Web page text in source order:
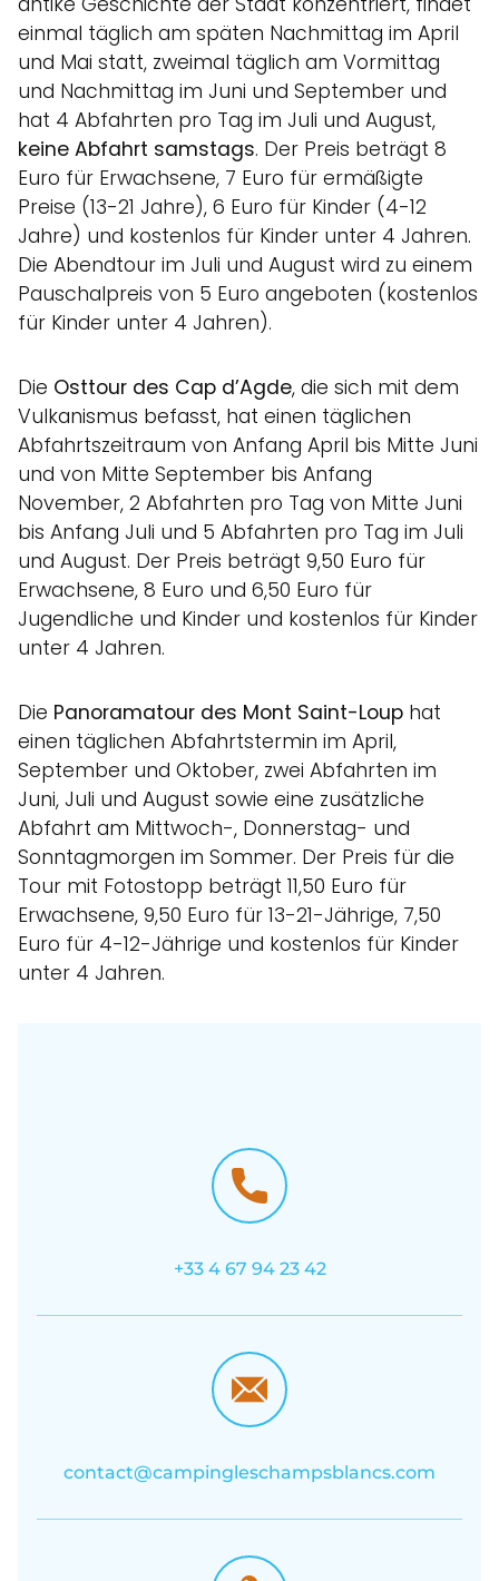
einmal täglich am späten Nachmittag im April
und Mai statt, zweimal täglich am Vormittag
und Nachmittag im Juni und September und
hat 4 Abfahrten pro Tag im Juli und August,
keine Abfahrt samstags. Der Preis beträgt 8
Euro für Erwachsene, 7 Euro für ermäßigte
Preise (13-21 Jahre), 6 Euro für Kinder (4-12
Jahre) und kostenlos für Kinder unter 4 Jahren.
Die Abendtour im Juli und August wird zu einem
Pauschalpreis von 5 Euro angeboten (kostenlos
für Kinder unter 4 Jahren).
Die Osttour des Cap d’Agde, die sich mit dem
Vulkanismus befasst, hat einen täglichen
Abfahrtszeitraum von Anfang April bis Mitte Juni
und von Mitte September bis Anfang
November, 2 Abfahrten pro Tag von Mitte Juni
bis Anfang Juli und 5 Abfahrten pro Tag im Juli
und August. Der Preis beträgt 9,50 Euro für
Erwachsene, 8 Euro und 6,50 Euro für
Jugendliche und Kinder und kostenlos für Kinder
unter 4 Jahren.
Die Panoramatour des Mont Saint-Loup hat
einen täglichen Abfahrtstermin im April,
September und Oktober, zwei Abfahrten im
Juni, Juli und August sowie eine zusätzliche
Abfahrt am Mittwoch-, Donnerstag- und
Sonntagmorgen im Sommer. Der Preis für die
Tour mit Fotostopp beträgt 11,50 Euro für
Erwachsene, 9,50 Euro für 13-21-Jährige, 7,50
Euro für 4-12-Jährige und kostenlos für Kinder
unter 4 Jahren.
+33 4 67 94 23 42
contact@campingleschampsblancs.com